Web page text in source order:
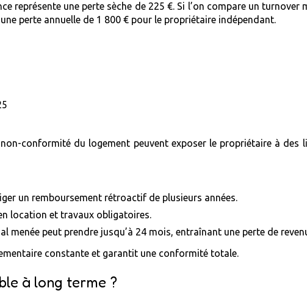
représente une perte sèche de 225 €. Si l’on compare un turnover
perte annuelle de 1 800 € pour le propriétaire indépendant.
conformité du logement peuvent exposer le propriétaire à des
un remboursement rétroactif de plusieurs années.
location et travaux obligatoires.
menée peut prendre jusqu’à 24 mois, entraînant une perte de
constante et garantit une conformité totale.
à long terme ?